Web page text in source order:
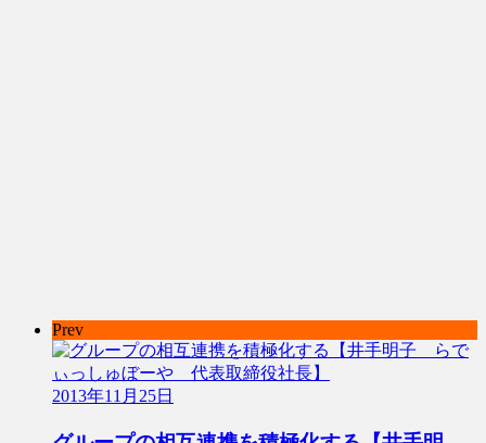
Prev
2013年11月25日